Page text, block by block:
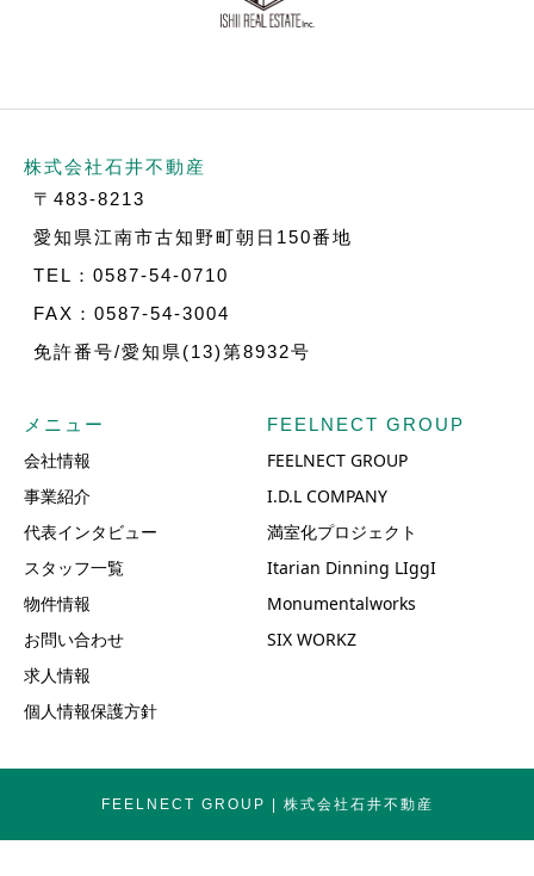
株式会社石井不動産
〒483-8213
愛知県江南市古知野町朝日150番地
TEL：0587-54-0710
FAX：0587-54-3004
免許番号/愛知県(13)第8932号
メニュー
会社情報
事業紹介
代表インタビュー
スタッフ一覧
物件情報
お問い合わせ
求人情報
個人情報保護方針
FEELNECT GROUP
FEELNECT GROUP
I.D.L COMPANY
満室化プロジェクト
Itarian Dinning LIggI
Monumentalworks
SIX WORKZ
FEELNECT GROUP | 株式会社石井不動産